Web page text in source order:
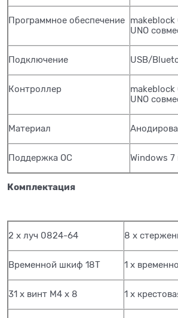
Программное обеспечение
UNO
Подключение USB/
Контроллер
UNO
Материал
Поддержка ОС Windows
Комплектация
2 х луч 0824-64 8 х
Временной шкиф 18Т 1 х
31 х винт М4 х 8 1 х